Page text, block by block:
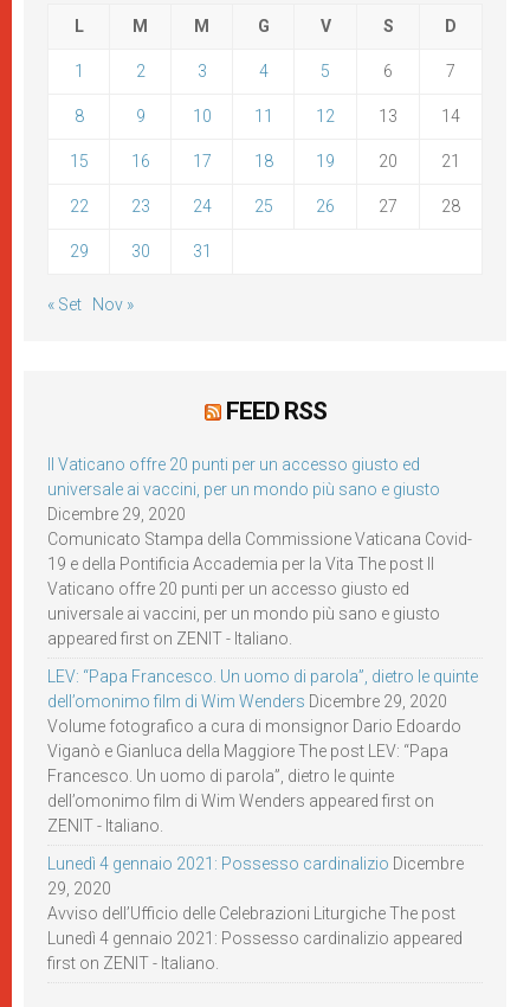
L M M G V S D
1 2 3 4 5 6 7
8 9 10 11 12 13 14
15 16 17 18 19 20 21
22 23 24 25 26 27 28
29 30 31
« Set Nov »
FEED RSS
Il Vaticano offre 20 punti per un accesso giusto ed
universale ai vaccini, per un mondo più sano e giusto
Dicembre 29, 2020
Comunicato Stampa della Commissione Vaticana Covid-
19 e della Pontificia Accademia per la Vita The post Il
Vaticano offre 20 punti per un accesso giusto ed
universale ai vaccini, per un mondo più sano e giusto
appeared first on ZENIT - Italiano.
LEV: “Papa Francesco. Un uomo di parola”, dietro le quinte
dell’omonimo film di Wim Wenders Dicembre 29, 2020
Volume fotografico a cura di monsignor Dario Edoardo
Viganò e Gianluca della Maggiore The post LEV: “Papa
Francesco. Un uomo di parola”, dietro le quinte
dell’omonimo film di Wim Wenders appeared first on
ZENIT - Italiano.
Lunedì 4 gennaio 2021: Possesso cardinalizio Dicembre
29, 2020
Avviso dell’Ufficio delle Celebrazioni Liturgiche The post
Lunedì 4 gennaio 2021: Possesso cardinalizio appeared
first on ZENIT - Italiano.